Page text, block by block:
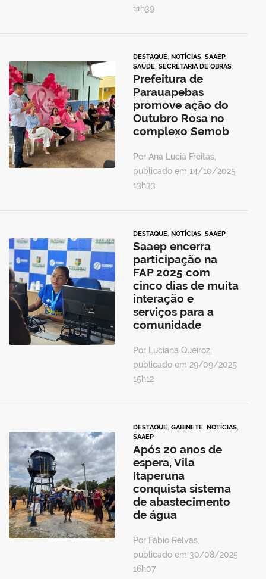
11h39
DESTAQUE, NOTÍCIAS, SAAEP,
SAÚDE, SECRETARIA DE OBRAS
Prefeitura de
Parauapebas
promove ação do
Outubro Rosa no
complexo Semob
Por Ana Lucia Freitas,
publicado em 14/10/2025
13h33
DESTAQUE, NOTÍCIAS, SAAEP
Saaep encerra
participação na
FAP 2025 com
cinco dias de muita
interação e
serviços para a
comunidade
Por Luciana Queiroz,
publicado em 29/09/2025
15h12
DESTAQUE, GABINETE, NOTÍCIAS,
SAAEP
Após 20 anos de
espera, Vila
Itaperuna
conquista sistema
de abastecimento
de água
Por Fábio Relvas,
publicado em 30/08/2025
16h07